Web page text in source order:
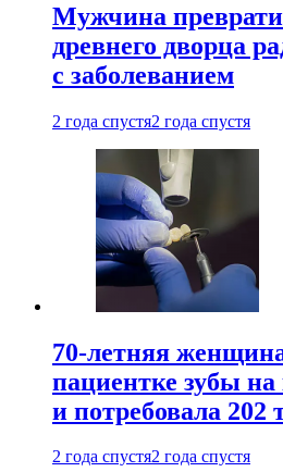
Мужчина
древнего дворца
с заболеванием
2 года спустя2 года спустя
70-летняя
пациентке зубы на
и потребовала 202
2 года спустя2 года спустя